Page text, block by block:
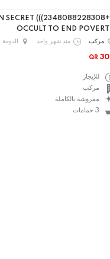
JOIN SECRET
OCCULT TO END
مركب
منذ شهر واحد الدوحة
QR
للإيجار
مركب
مفروشة بالكاملة
3 حمامات